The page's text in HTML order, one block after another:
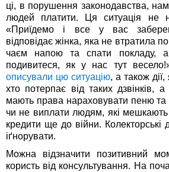
ці, в порушення законодавства,
людей платити. Ця ситуація не
«Приїдемо і все у вас
відповідає жінка, яка не втратила
чаєм напою та спати покладу,
подивитеся, як у нас тут
описували цю ситуацію, а також дії,
хто потерпає від таких дзвінків,
мають права нараховувати пеню
чи не виплати людям, які
кредити ще до війни. Колекторські
іґнорувати.
Можна відзначити позитивний
користь від консультування. На